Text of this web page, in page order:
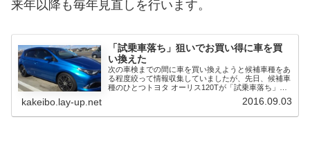
来年以降も毎年見直しを行います。
「試乗車落ち」狙いでお買い得に車を買
い換えた
次の車検までの間に車を買い換えようと候補車種をあ
る程度絞って情報収集していましたが、先日、候補車
種のひとつトヨタ オーリス120Tが「試乗車落ち」と
kakeibo.lay-up.net 2016.09.03